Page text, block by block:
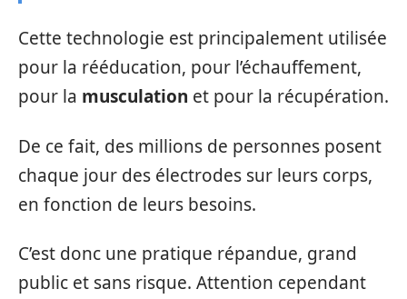
Cette technologie est principalement utilisée
pour la rééducation, pour l’échauffement,
pour la musculation et pour la récupération.
De ce fait, des millions de personnes posent
chaque jour des électrodes sur leurs corps,
en fonction de leurs besoins.
C’est donc une pratique répandue, grand
public et sans risque. Attention cependant